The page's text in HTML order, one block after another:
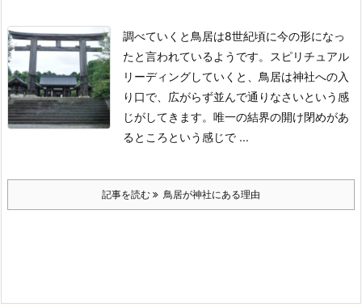
調べていくと鳥居は8世紀頃に今の形になっ
たと言われているようです。
スピリチュアル
リーディングしていくと、鳥居は神社への入
り口で、広がらず並んで通りなさいという感
じがしてきます。唯一の結界の開け閉めがあ
るところという感じで ...
記事を読む 鳥居が神社にある理由